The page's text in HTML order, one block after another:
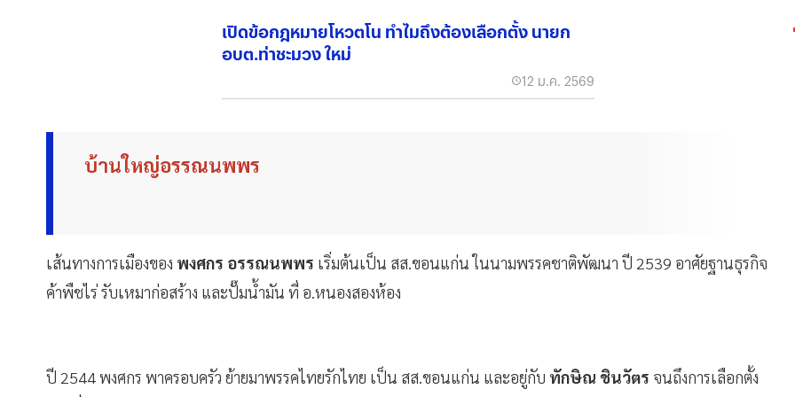
เปิดข้อกฎหมายโหวตโน ทำไมถึงต้องเลือกตั้ง นายก
อบต.ท่าชะมวง ใหม่
12 ม.ค. 2569
บ้านใหญ่อรรณนพพร
เส้นทางการเมืองของ พงศกร อรรณนพพร เริ่มต้นเป็น สส.ขอนแก่น ในนามพรรคชาติพัฒนา ปี 2539 อาศัยฐานธุรกิจ
ค้าพืชไร่ รับเหมาก่อสร้าง และปั๊มน้ำมัน ที่ อ.หนองสองห้อง
ปี 2544 พงศกร พาครอบครัว ย้ายมาพรรคไทยรักไทย เป็น สส.ขอนแก่น และอยู่กับ ทักษิณ ชินวัตร จนถึงการเลือกตั้ง